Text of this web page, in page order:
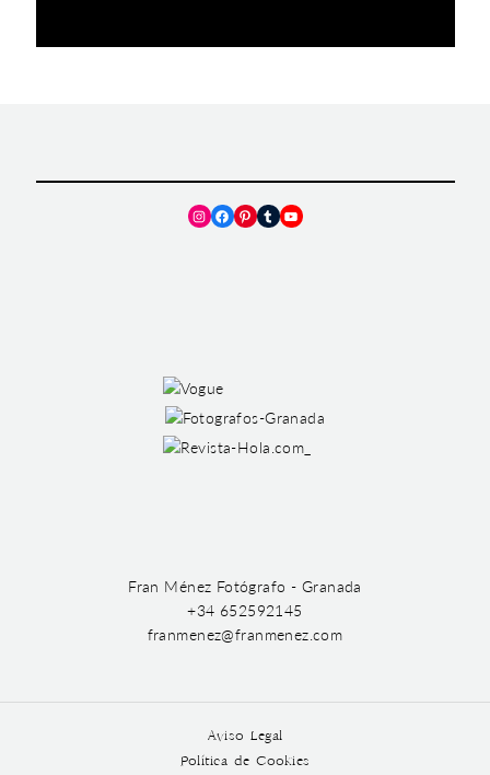
Instagram
Facebook
Pinterest
TumblrYouTube
Fran Ménez Fotógrafo - Granada
+34 652592145
franmenez@franmenez.com
Aviso Legal
Política de Cookies